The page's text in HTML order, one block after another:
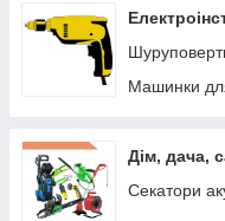
Машинки
Дім, дача,
Секатори